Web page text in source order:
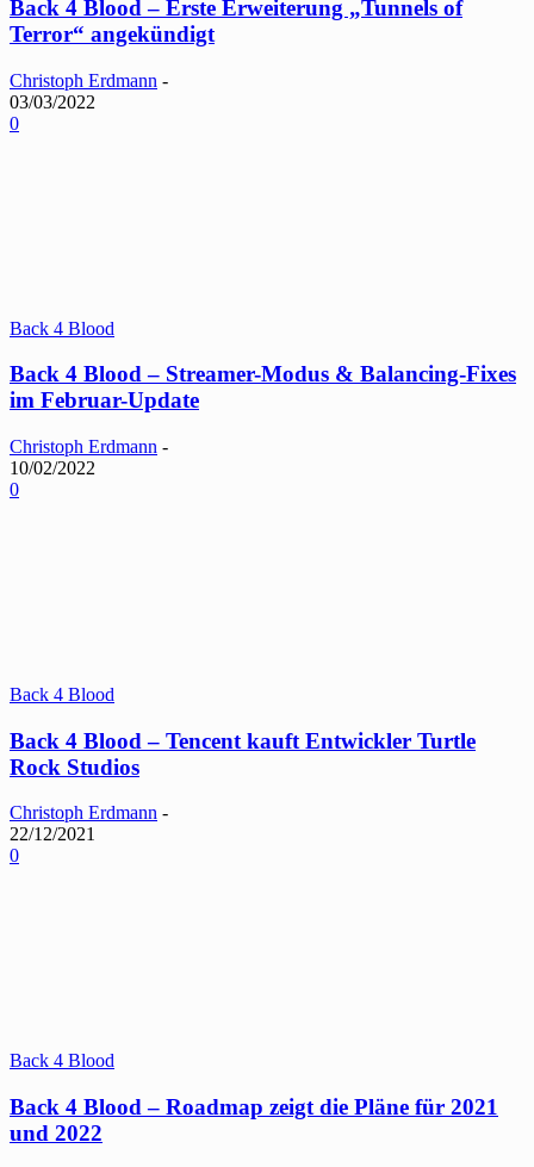
Back 4 Blood – Erste Erweiterung „Tunnels of
Terror“ angekündigt
Christoph Erdmann -
03/03/2022
0
Back 4 Blood
Back 4 Blood – Streamer-Modus & Balancing-Fixes
im Februar-Update
Christoph Erdmann -
10/02/2022
0
Back 4 Blood
Back 4 Blood – Tencent kauft Entwickler Turtle
Rock Studios
Christoph Erdmann -
22/12/2021
0
Back 4 Blood
Back 4 Blood – Roadmap zeigt die Pläne für 2021
und 2022